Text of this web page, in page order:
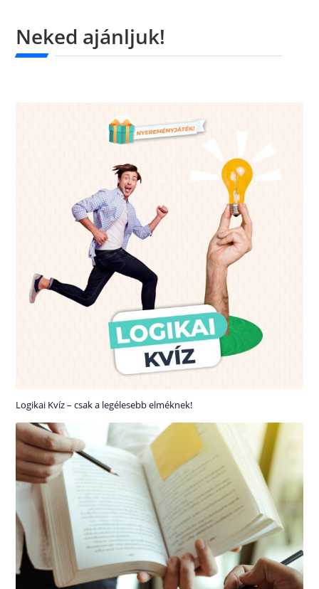
Neked ajánljuk!
Logikai Kvíz – csak a legélesebb elméknek!